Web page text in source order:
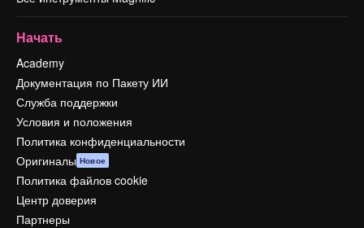
Начать
Academy
Документация по Пакету ИИ
Служба поддержки
Условия и положения
Политика конфиденциальности
Оригиналы Новое
Политика файлов cookie
Центр доверия
Партнеры